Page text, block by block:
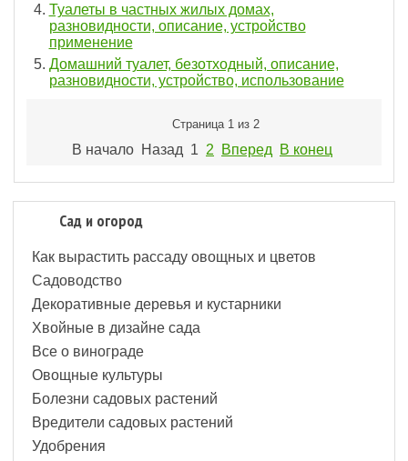
Туалеты в частных жилых домах,
разновидности, описание, устройство
применение
Домашний туалет, безотходный, описание,
разновидности, устройство, использование
Страница 1 из 2
В начало Назад 1 2 Вперед В конец
Сад и огород
Как вырастить рассаду овощных и цветов
Садоводство
Декоративные деревья и кустарники
Хвойные в дизайне сада
Все о винограде
Овощные культуры
Болезни садовых растений
Вредители садовых растений
Удобрения